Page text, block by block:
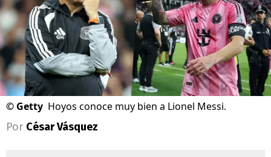
© Getty Hoyos conoce muy bien a Lionel Messi.
Por César Vásquez